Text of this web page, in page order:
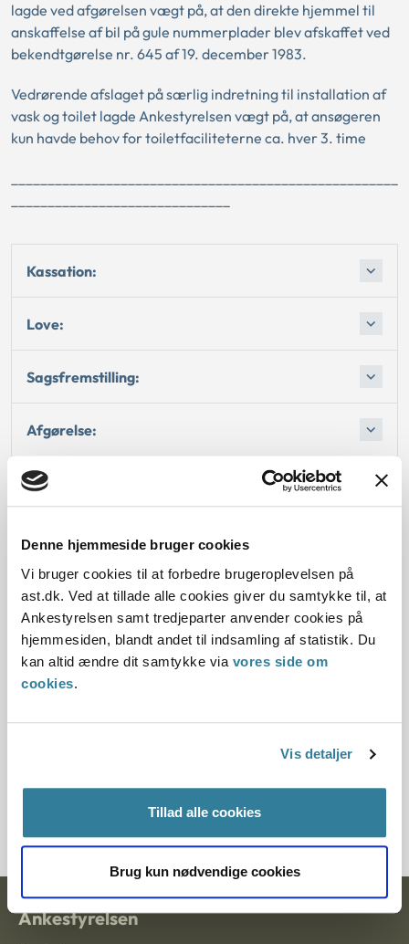
Denne hjemmeside bruger cookies
Vi bruger cookies til at forbedre brugeroplevelsen på
ast.dk. Ved at tillade alle cookies giver du samtykke til, at
Ankestyrelsen samt tredjeparter anvender cookies på
hjemmesiden, blandt andet til indsamling af statistik. Du
kan altid ændre dit samtykke via vores side om
cookies.
Vis detaljer
Tillad alle cookies
Brug kun nødvendige cookies
lagde ved afgørelsen vægt på, at den direkte hjemmel til
anskaffelse af bil på gule nummerplader blev afskaffet ved
bekendtgørelse nr. 645 af 19. december 1983.
Vedrørende afslaget på særlig indretning til installation af
vask og toilet lagde Ankestyrelsen vægt på, at ansøgeren
kun havde behov for toiletfaciliteterne ca. hver 3. time
Kassation:
Love:
Sagsfremstilling:
Afgørelse:
15.09.1988
Offentliggørelsesdato
12.07.2013
Paragraf
Ankestyrelsen